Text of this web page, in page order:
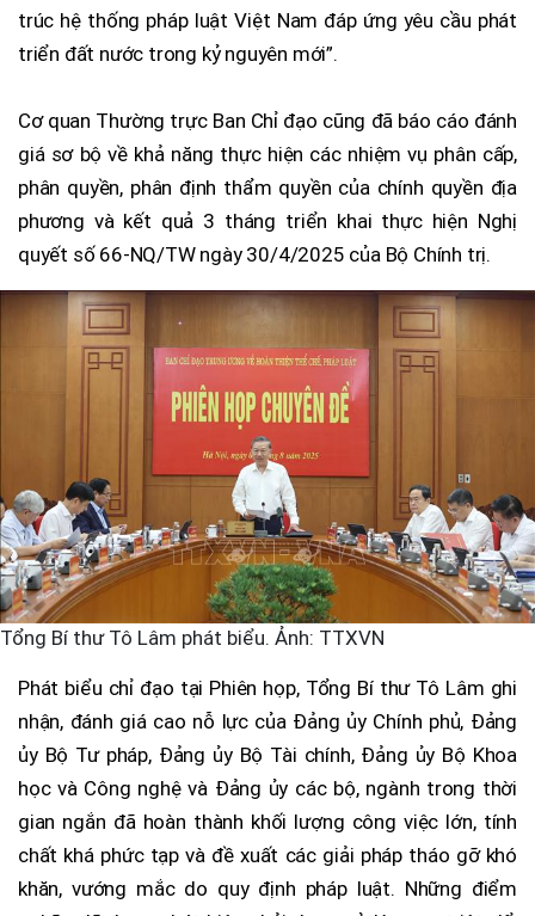
trúc hệ thống pháp luật Việt Nam đáp ứng yêu cầu phát
triển đất nước trong kỷ nguyên mới”.
Cơ quan Thường trực Ban Chỉ đạo cũng đã báo cáo đánh
giá sơ bộ về khả năng thực hiện các nhiệm vụ phân cấp,
phân quyền, phân định thẩm quyền của chính quyền địa
phương và kết quả 3 tháng triển khai thực hiện Nghị
quyết số 66-NQ/TW ngày 30/4/2025 của Bộ Chính trị.
Tổng Bí thư Tô Lâm phát biểu. Ảnh: TTXVN
Phát biểu chỉ đạo tại Phiên họp, Tổng Bí thư Tô Lâm ghi
nhận, đánh giá cao nỗ lực của Đảng ủy Chính phủ, Đảng
ủy Bộ Tư pháp, Đảng ủy Bộ Tài chính, Đảng ủy Bộ Khoa
học và Công nghệ và Đảng ủy các bộ, ngành trong thời
gian ngắn đã hoàn thành khối lượng công việc lớn, tính
chất khá phức tạp và đề xuất các giải pháp tháo gỡ khó
khăn, vướng mắc do quy định pháp luật. Những điểm